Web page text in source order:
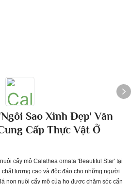
Sao Xinh Đẹp' Văn
Cấp Thực Vật Ở
cấy mô Calathea ornata 'Beautiful Star' tại
chất lượng cao và độc đáo cho những người
non nuôi cấy mô của họ được chăm sóc cẩn